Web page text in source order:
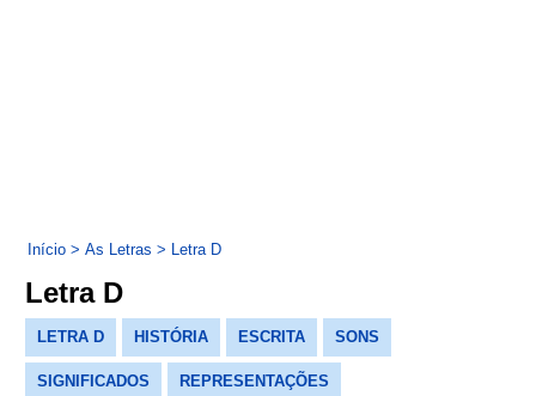
Início > As Letras > Letra D
Letra D
LETRA D HISTÓRIA ESCRITA SONS
SIGNIFICADOS REPRESENTAÇÕES